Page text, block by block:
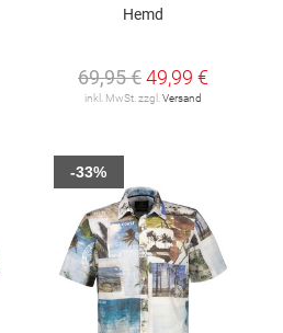
Hemd
69,95 €49,99 €
inkl. MwSt. zzgl.Versand
-33%